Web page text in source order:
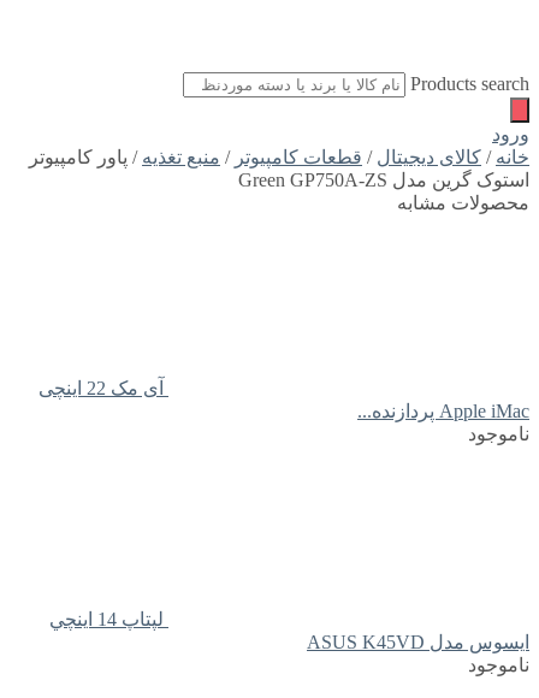
Products search
ورود
خانه / کالای دیجیتال / قطعات کامپیوتر / منبع تغذیه / پاور کامپیوتر
استوک گرین مدل Green GP750A-ZS
محصولات مشابه
آی مک 22 اینچی
Apple iMac پردازنده...
ناموجود
لپتاپ 14 اينچي
ايسوس مدل ASUS K45VD
ناموجود